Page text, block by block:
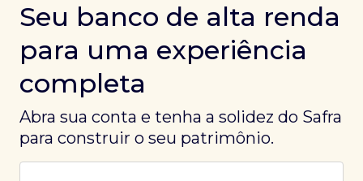
Seu banco de alta renda
para uma experiência
completa
Abra sua conta e tenha a solidez do Safra
para construir o seu patrimônio.